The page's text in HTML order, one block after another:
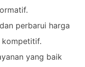
perbarui harga
kompetitif.
yang baik